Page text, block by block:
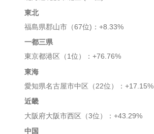
東北
福島県郡山市（67位)：+8.33%
一都三県
東京都港区（1位）：+76.76%
東海
愛知県名古屋市中区（22位）：+17.15%
近畿
大阪府大阪市西区（3位）：+43.29%
中国